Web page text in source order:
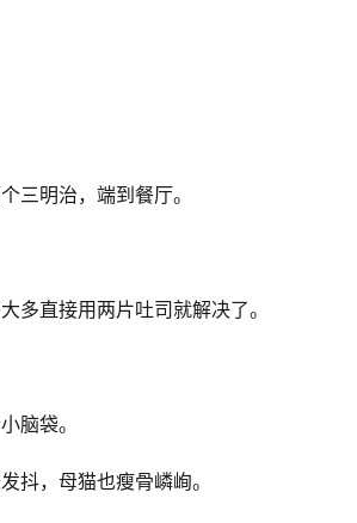
三明治，端到餐厅。
多直接用两片吐司就解决了。
脑袋。
抖，母猫也瘦骨嶙峋。